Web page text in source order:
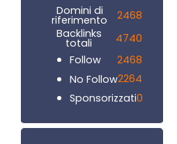
Domini di
riferimento
2468
Backlinks
totali
4740
Follow
2468
No Follow2264
Sponsorizzati0